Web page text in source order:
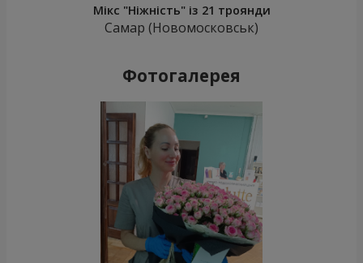
Мікс "Ніжність" із 21 троянди
Самар (Новомосковськ)
Фотогалерея